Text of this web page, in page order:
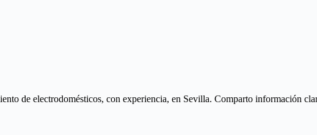
de electrodomésticos, con experiencia, en Sevilla. Comparto información